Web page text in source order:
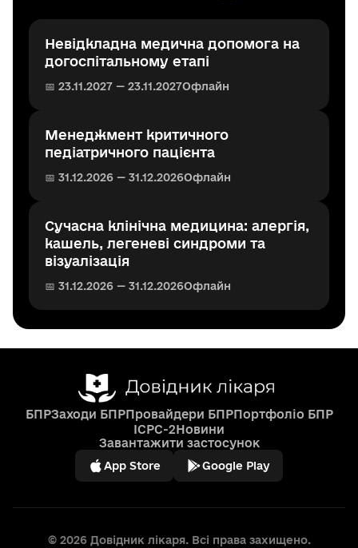
Невідкладна медична допомога на
догоспітальному етапі
📅 23.11.2027 — 23.11.2027Офлайн
Менеджмент критичного
педіатричного пацієнта
📅 31.12.2026 — 31.12.2026Офлайн
Сучасна клінічна медицина: алергія,
кашель, легеневі синдроми та
візуалізація
📅 31.12.2026 — 31.12.2026Офлайн
БПРЗаходи БПРПровайдери БПРПортфоліо БПР
ICPC-2Новини
Завантажити застосунок
App Store Google Play
© 2026 Довідник лікаря. Всі права захищено.